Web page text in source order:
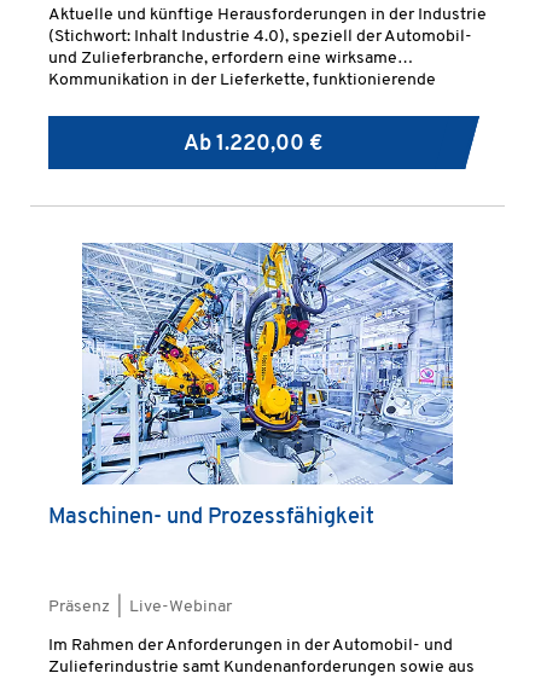
Aktuelle und künftige Herausforderungen in der Industrie
(Stichwort: Inhalt Industrie 4.0), speziell der Automobil-
und Zulieferbranche, erfordern eine wirksame
Kommunikation in der Lieferkette, funktionierende
Ab 1.220,00 €
Maschinen- und Prozessfähigkeit
Präsenz | Live-Webinar
Im Rahmen der Anforderungen in der Automobil- und
Zulieferindustrie samt Kundenanforderungen sowie aus